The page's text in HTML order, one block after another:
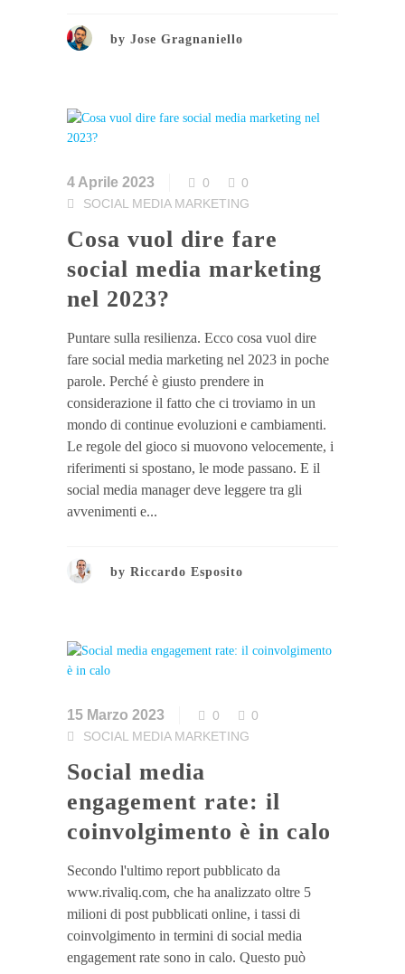
by Jose Gragnaniello
4 Aprile 2023 0
0
SOCIAL MEDIA MARKETING
Cosa vuol dire fare
social media marketing
nel 2023?
Puntare sulla resilienza. Ecco cosa vuol dire
fare social media marketing nel 2023 in poche
parole. Perché è giusto prendere in
considerazione il fatto che ci troviamo in un
mondo di continue evoluzioni e cambiamenti.
Le regole del gioco si muovono velocemente, i
riferimenti si spostano, le mode passano. E il
social media manager deve leggere tra gli
avvenimenti e...
by Riccardo Esposito
15 Marzo 2023 0
0
SOCIAL MEDIA MARKETING
Social media
engagement rate: il
coinvolgimento è in calo
Secondo l'ultimo report pubblicato da
www.rivaliq.com, che ha analizzato oltre 5
milioni di post pubblicati online, i tassi di
coinvolgimento in termini di social media
engagement rate sono in calo. Questo può